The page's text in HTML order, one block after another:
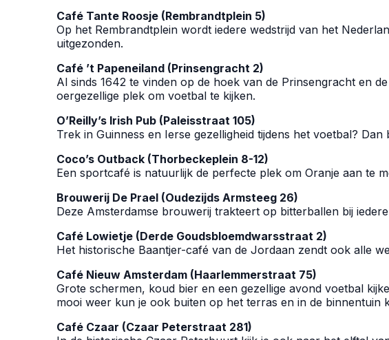
Café Tante Roosje (Rembrandtplein 5)
Op het Rembrandtplein wordt iedere wedstrijd van het
uitgezonden.
Café ’t Papeneiland (Prinsengracht 2)
Al sinds 1642 te vinden op de hoek van de Prinsengracht en
oergezellige plek om voetbal te kijken.
O’Reilly’s Irish Pub (Paleisstraat 105)
Trek in Guinness en Ierse gezelligheid tijdens het voetbal? Dan
Coco’s Outback (Thorbeckeplein 8-12)
Een sportcafé is natuurlijk de perfecte plek om Oranje aan te
Brouwerij De Prael (Oudezijds Armsteeg 26)
Deze Amsterdamse brouwerij trakteert op bitterballen bij
Café Lowietje (Derde Goudsbloemdwarsstraat 2)
Het historische Baantjer-café van de Jordaan zendt ook alle
Café Nieuw Amsterdam (Haarlemmerstraat 75)
Grote schermen, koud bier en een gezellige avond voetbal
mooi weer kun je ook buiten op het terras en in de binnentuin
Café Czaar (Czaar Peterstraat 281)